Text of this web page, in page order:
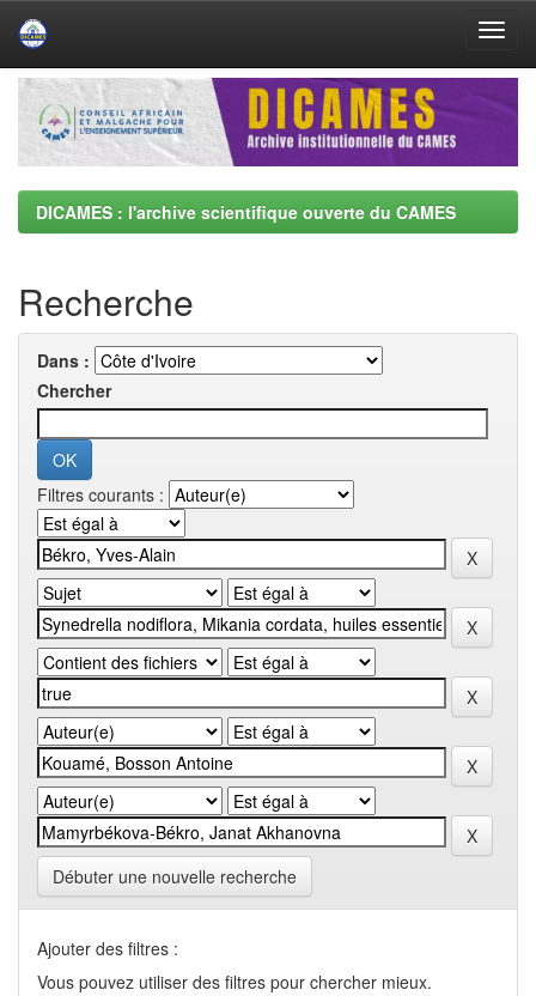
Skip
navigation
DICAMES : l'archive scientifique ouverte du CAMES
Recherche
Dans :
Chercher
Filtres courants :
Débuter une nouvelle recherche
Ajouter des filtres :
Vous pouvez utiliser des filtres pour chercher mieux.